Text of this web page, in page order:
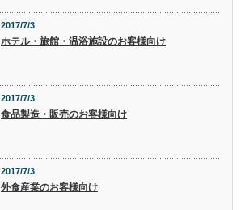
2017/7/3
ホテル・旅館・温浴施設のお客様向け
2017/7/3
食品製造・販売のお客様向け
2017/7/3
外食産業のお客様向け